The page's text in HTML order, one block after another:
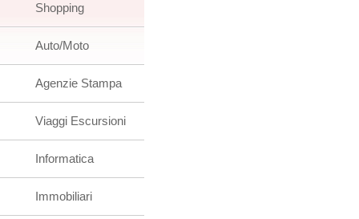
Shopping
Auto/Moto
Agenzie Stampa
Viaggi Escursioni
Informatica
Immobiliari